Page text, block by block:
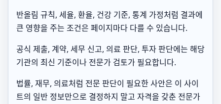
반올림 규칙, 세율, 환율, 건강 기준, 통계 가정처럼 결과에
큰 영향을 주는 조건은 페이지마다 다를 수 있습니다.
공식 제출, 계약, 세무 신고, 의료 판단, 투자 판단에는 해당
기관의 최신 기준이나 전문가 검토가 필요합니다.
법률, 재무, 의료처럼 전문 판단이 필요한 사안은 이 사이
트의 일반 정보만으로 결정하지 말고 자격을 갖춘 전문가